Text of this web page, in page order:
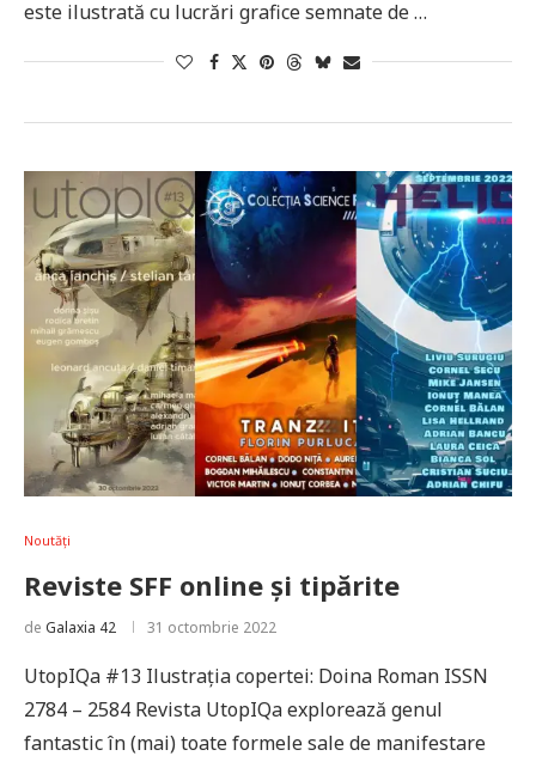
este ilustrată cu lucrări grafice semnate de …
Noutăți
Reviste SFF online și tipărite
de Galaxia 42 31 octombrie 2022
UtopIQa #13 Ilustrația copertei: Doina Roman ISSN
2784 – 2584 Revista UtopIQa explorează genul
fantastic în (mai) toate formele sale de manifestare